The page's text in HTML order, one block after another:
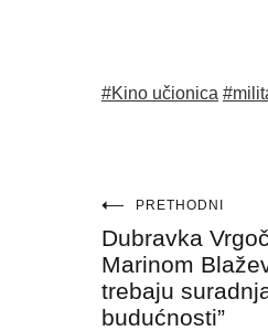
#Kino učionica
Navigacija
objava
PRETHODNI
Dubravka
Marinom
trebaju
budućnosti”